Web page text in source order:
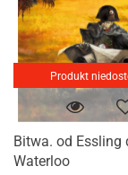
Produkt
Bitwa. od Essling
Waterloo